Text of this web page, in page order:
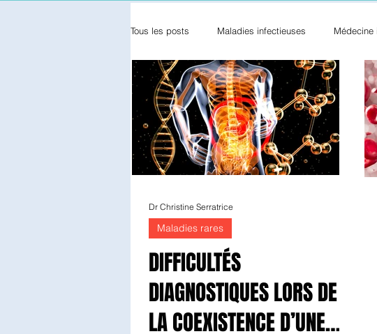
Tous les posts Maladies infectieuses Médecine
Appareil locomoteur Gynécologie
Odontologie Réanimation Hépato-
Endocrinologie
DIFFICULTÉS
DIAGNOSTIQUES LORS DE
LA COEXISTENCE D’UNE
Maladies rares
Dr Christine Serratrice